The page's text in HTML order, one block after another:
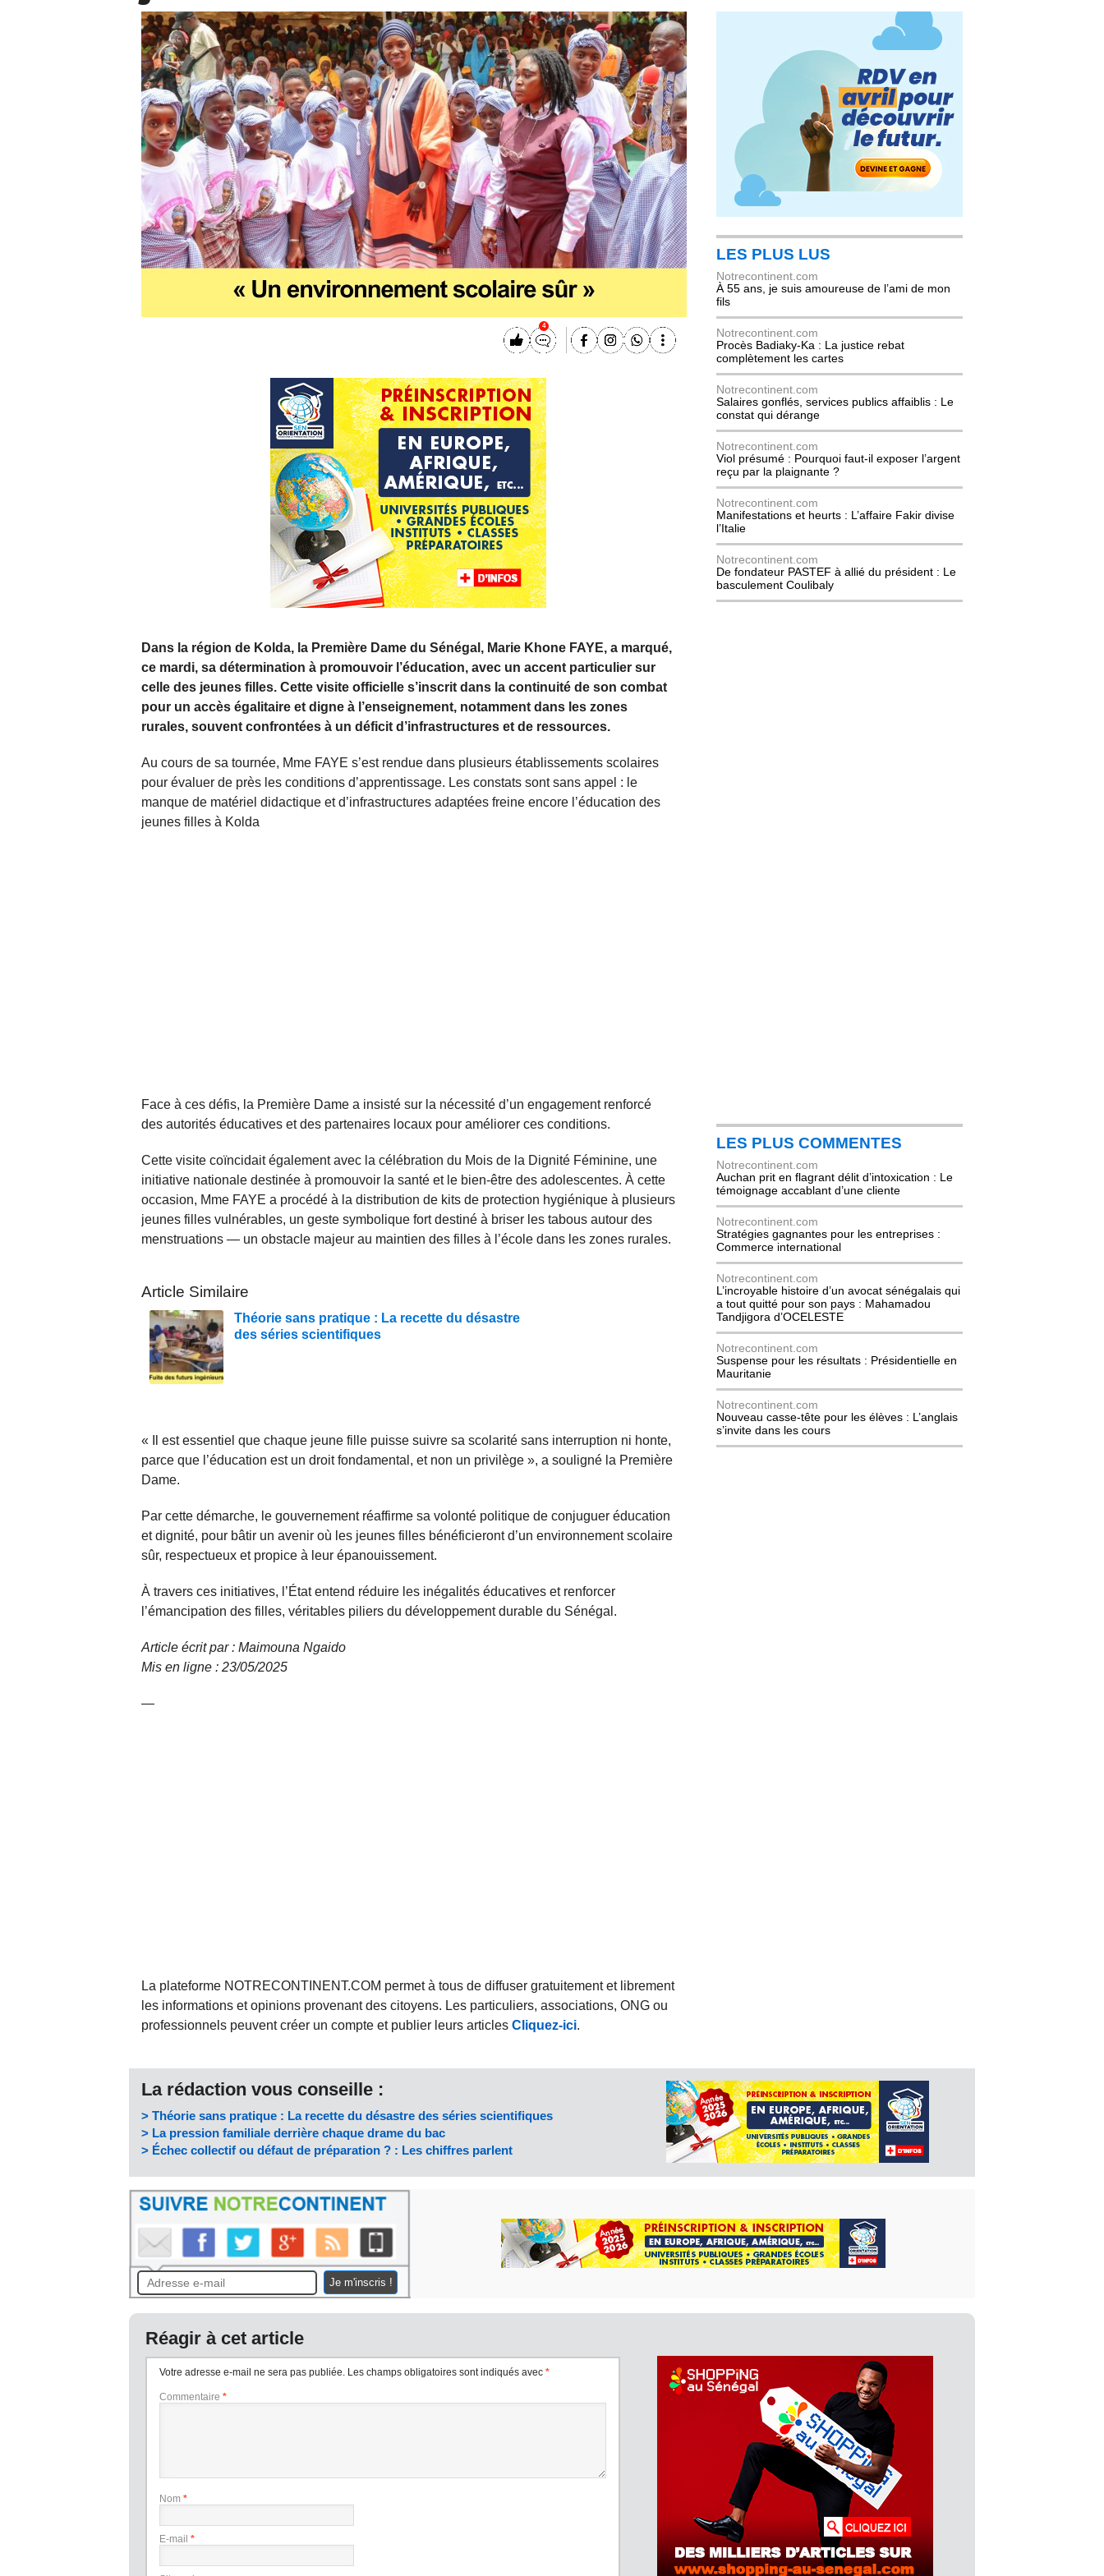
4
Dans la région de Kolda, la Première Dame du Sénégal, Marie Khone FAYE, a marqué,
ce mardi, sa détermination à promouvoir l’éducation, avec un accent particulier sur
celle des jeunes filles. Cette visite officielle s’inscrit dans la continuité de son combat
pour un accès égalitaire et digne à l’enseignement, notamment dans les zones
rurales, souvent confrontées à un déficit d’infrastructures et de ressources.
Au cours de sa tournée, Mme FAYE s’est rendue dans plusieurs établissements scolaires
pour évaluer de près les conditions d’apprentissage. Les constats sont sans appel : le
manque de matériel didactique et d’infrastructures adaptées freine encore l’éducation des
jeunes filles à Kolda
Face à ces défis, la Première Dame a insisté sur la nécessité d’un engagement renforcé
des autorités éducatives et des partenaires locaux pour améliorer ces conditions.
Cette visite coïncidait également avec la célébration du Mois de la Dignité Féminine, une
initiative nationale destinée à promouvoir la santé et le bien-être des adolescentes. À cette
occasion, Mme FAYE a procédé à la distribution de kits de protection hygiénique à plusieurs
jeunes filles vulnérables, un geste symbolique fort destiné à briser les tabous autour des
menstruations — un obstacle majeur au maintien des filles à l’école dans les zones rurales.
Article Similaire
Théorie sans pratique : La recette du désastre
des séries scientifiques
« Il est essentiel que chaque jeune fille puisse suivre sa scolarité sans interruption ni honte,
parce que l’éducation est un droit fondamental, et non un privilège », a souligné la Première
Dame.
Par cette démarche, le gouvernement réaffirme sa volonté politique de conjuguer éducation
et dignité, pour bâtir un avenir où les jeunes filles bénéficieront d’un environnement scolaire
sûr, respectueux et propice à leur épanouissement.
À travers ces initiatives, l’État entend réduire les inégalités éducatives et renforcer
l’émancipation des filles, véritables piliers du développement durable du Sénégal.
Article écrit par : Maimouna Ngaido
Mis en ligne : 23/05/2025
—
La plateforme NOTRECONTINENT.COM permet à tous de diffuser gratuitement et librement
les informations et opinions provenant des citoyens. Les particuliers, associations, ONG ou
professionnels peuvent créer un compte et publier leurs articles Cliquez-ici.
LES PLUS LUS
Notrecontinent.com
À 55 ans, je suis amoureuse de l’ami de mon
fils
Notrecontinent.com
Procès Badiaky-Ka : La justice rebat
complètement les cartes
Notrecontinent.com
Salaires gonflés, services publics affaiblis : Le
constat qui dérange
Notrecontinent.com
Viol présumé : Pourquoi faut-il exposer l’argent
reçu par la plaignante ?
Notrecontinent.com
Manifestations et heurts : L’affaire Fakir divise
l’Italie
Notrecontinent.com
De fondateur PASTEF à allié du président : Le
basculement Coulibaly
LES PLUS COMMENTES
Notrecontinent.com
Auchan prit en flagrant délit d’intoxication : Le
témoignage accablant d’une cliente
Notrecontinent.com
Stratégies gagnantes pour les entreprises :
Commerce international
Notrecontinent.com
L’incroyable histoire d’un avocat sénégalais qui
a tout quitté pour son pays : Mahamadou
Tandjigora d’OCELESTE
Notrecontinent.com
Suspense pour les résultats : Présidentielle en
Mauritanie
Notrecontinent.com
Nouveau casse-tête pour les élèves : L’anglais
s’invite dans les cours
La rédaction vous conseille :
> Théorie sans pratique : La recette du désastre des séries scientifiques
> La pression familiale derrière chaque drame du bac
> Échec collectif ou défaut de préparation ? : Les chiffres parlent
Je m'inscris !
Réagir à cet article
Votre adresse e-mail ne sera pas publiée. Les champs obligatoires sont indiqués avec *
Commentaire *
Nom *
E-mail *